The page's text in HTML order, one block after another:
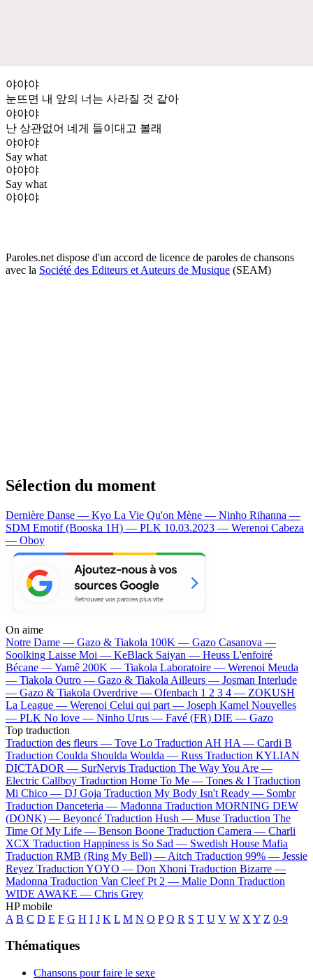
야야야
눈뜨면 내 앞의 너는 사라질 것 같아
야야야
난 상관없어 네게 들이대고 볼래
야야야
Say what
야야야
Say what
야야야
Paroles.net dispose d'un accord de licence de paroles de chansons
avec la Société des Editeurs et Auteurs de Musique (SEAM)
Sélection du moment
Dernière Danse — Kyo La Vie Qu'on Mène — Ninho Rihanna —
SDM Emotif (Booska 1H) — PLK 10.03.2023 — Werenoi Cabeza
— Oboy
On aime
Notre Dame — Gazo & Tiakola 100K — Gazo Casanova —
Soolking Laisse Moi — KeBlack Saiyan — Heuss L'enfoiré
Bécane —Yamê 200K — Tiakola Laboratoire — Werenoi Meuda
— Tiakola Outro — Gazo & Tiakola Ailleurs — Josman Interlude
— Gazo & Tiakola Overdrive — Ofenbach 1 2 3 4 — ZOKUSH
La League — Werenoi Celui qui part — Joseph Kamel Nouvelles
— PLK No love — Ninho Urus — Favé (FR) DIE — Gazo
Top traduction
Traduction des fleurs — Tove Lo Traduction AH HA — Cardi B
Traduction Coulda Shoulda Woulda — Russ Traduction KYLIAN
DICTADOR — SurNervis Traduction The Way You Are —
Electric Callboy Traduction Home To Me — Tones & I Traduction
Mi Chico — DJ Goja Traduction My Body Isn't Ready — Sombr
Traduction Danceteria — Madonna Traduction MORNING DEW
(DONK) — Beyoncé Traduction Hush — Muse Traduction The
Time Of My Life — Benson Boone Traduction Camera — Charli
XCX Traduction Happiness is So Sad — Swedish House Mafia
Traduction RMB (Ring My Bell) — Aitch Traduction 99% — Jessie
Reyez Traduction YOYO — Don Xhoni Traduction Bizarre —
Madonna Traduction Van Cleef Pt 2 — Malie Donn Traduction
WIDE AWAKE — Chris Grey
HP mobile
A B C D E F G H I J K L M N O P Q R S T U V W X Y Z 0-9
Thématiques
Chansons pour faire le sexe